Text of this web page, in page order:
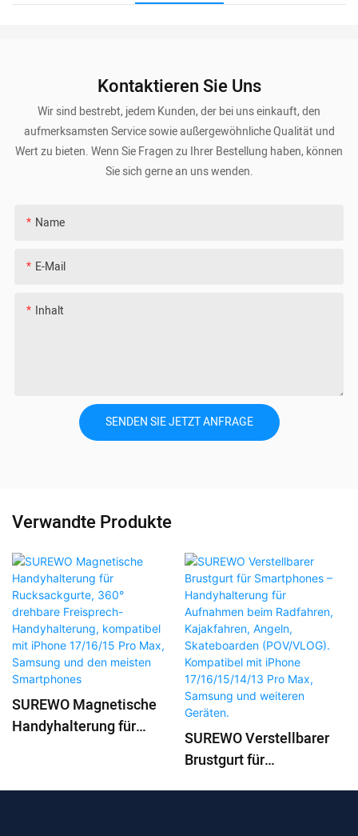
Kontaktieren Sie Uns
Wir sind bestrebt, jedem Kunden, der bei uns einkauft, den
aufmerksamsten Service sowie außergewöhnliche Qualität und
Wert zu bieten. Wenn Sie Fragen zu Ihrer Bestellung haben, können
Sie sich gerne an uns wenden.
Name
E-Mail
Inhalt
SENDEN SIE JETZT ANFRAGE
Verwandte Produkte
SUREWO Magnetische
Handyhalterung für
Handyhalterung,
SUREWO Verstellbarer
Brustgurt für